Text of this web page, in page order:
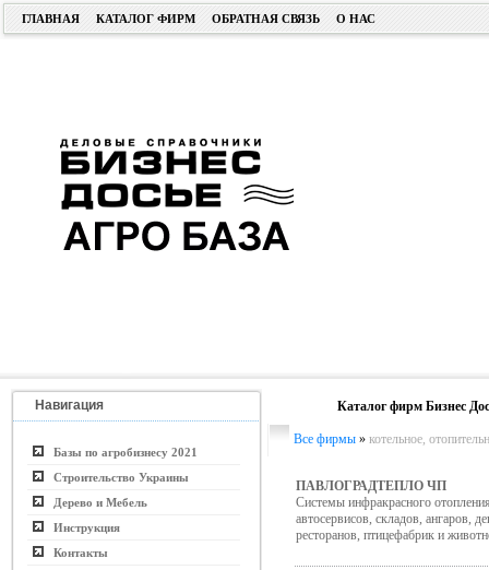
ГЛАВНАЯ КАТАЛОГ ФИРМ ОБРАТНАЯ СВЯЗЬ О НАС
Навигация
Базы по агробизнесу 2021
Строительство Украины
Дерево и Мебель
Инструкция
Контакты
Каталог фирм Бизнес
Все фирмы » котельное,
ПАВЛОГРАДТЕПЛО ЧП
Системы инфракрасного
автосервисов, складов, ангаров,
ресторанов, птицефабрик и